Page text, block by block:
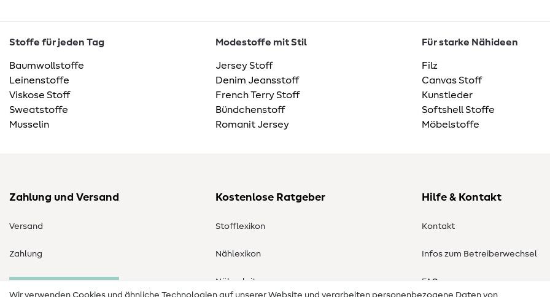
Stoffe für jeden Tag
Baumwollstoffe
Leinenstoffe
Viskose Stoff
Sweatstoffe
Musselin
Modestoffe mit Stil
Jersey Stoff
Denim Jeansstoff
French Terry Stoff
Bündchenstoff
Romanit Jersey
Für starke Nähideen
Filz
Canvas Stoff
Kunstleder
Softshell Stoffe
Möbelstoffe
Zahlung und Versand
Versand
Zahlung
Kostenlose Ratgeber
Stofflexikon
Nählexikon
Nähanleitungen
Hilfe & Kontakt
Kontakt
Infos zum Betreiberwechsel
FAQ
Wir verwenden Cookies und ähnliche Technologien auf unserer Website und verarbeiten personenbezogene Daten von